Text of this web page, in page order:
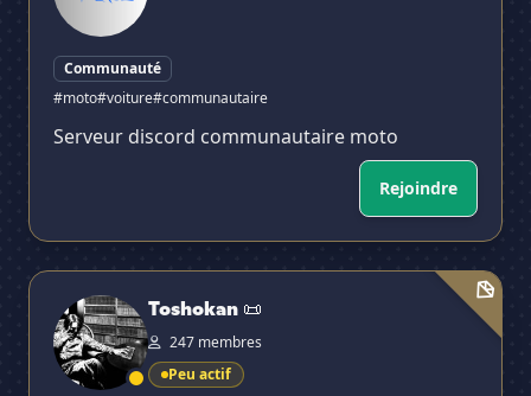
Communauté
#moto#voiture#communautaire
Serveur discord communautaire moto
Rejoindre
Toshokan 📜
Toshokan 📜
247 membres
Peu actif